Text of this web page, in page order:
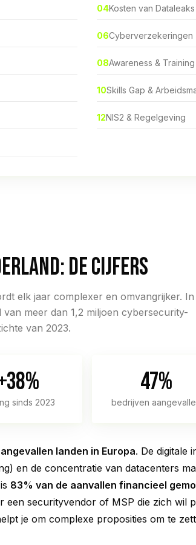
04Kosten van Dataleaks
06Cyberverzekeringen
08Awareness & Training
10Skills Gap &
12NIS2 & Regelgeving
DE CIJFERS
elk jaar complexer en omvangrijker. In
meer dan 1,2 miljoen cybersecurity-
van 2023.
sinds 2023
47%
bedrijven
landen in Europa. De digitale
en de concentratie van datacenters
83% van de aanvallen financieel
een securityvendor of MSP die zich wil
je om complexe proposities om te